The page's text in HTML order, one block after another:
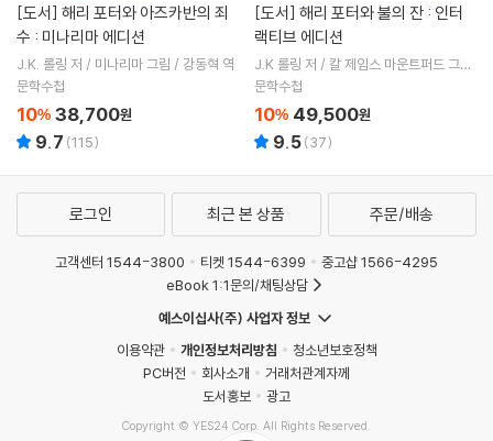
[도서]
수 : 미나리마 에디션
J.K. 롤링 저 / 미나리마 그림 / 강동혁 역
문학수첩
10% 38,700원
9.7 (115)
[도서]
랙티브 에디션
J.K 롤링 저 / 칼 제임스 마운트퍼드 그림
/ 강동혁 역
문학수첩
10% 49,500원
9.5(37)
로그인 최근 본 상품 주문/배송
고객센터 1544-3800 티켓 1544-6399
중고샵 1566-4295
eBook 1:1문의/채팅상담
예스이십사(주) 사업자 정보
이용약관
개인정보처리방침
청소년보호정책
PC버전
회사소개
거래처관계자께
도서홍보
광고
Copyright © YES24 Corp. All Rights Reserved.